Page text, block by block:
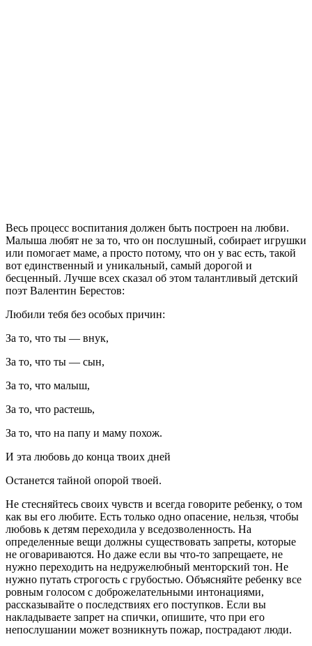
Весь процесс воспитания должен быть построен на любви.
Малыша любят не за то, что он послушный, собирает игрушки
или помогает маме, а просто потому, что он у вас есть, такой
вот единственный и уникальный, самый дорогой и
бесценный. Лучше всех сказал об этом талантливый детский
поэт Валентин Берестов:
Любили тебя без особых причин:
За то, что ты — внук,
За то, что ты — сын,
За то, что малыш,
За то, что растешь,
За то, что на папу и маму похож.
И эта любовь до конца твоих дней
Останется тайной опорой твоей.
Не стесняйтесь своих чувств и всегда говорите ребенку, о том
как вы его любите. Есть только одно опасение, нельзя, чтобы
любовь к детям переходила у вседозволенность. На
определенные вещи должны существовать запреты, которые
не оговариваются. Но даже если вы что-то запрещаете, не
нужно переходить на недружелюбный менторский тон. Не
нужно путать строгость с грубостью. Объясняйте ребенку все
ровным голосом с доброжелательными интонациями,
рассказывайте о последствиях его поступков. Если вы
накладываете запрет на спички, опишите, что при его
непослушании может возникнуть пожар, пострадают люди.